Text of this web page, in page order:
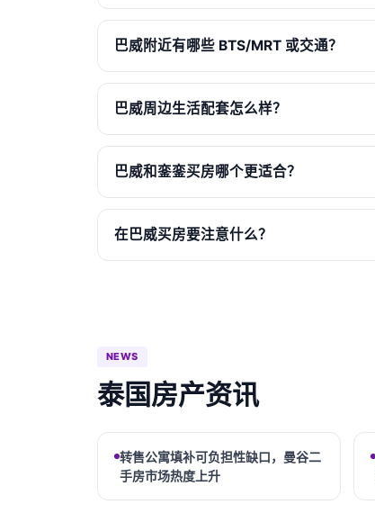
巴威附近有哪些 BTS/MRT 或交通？
巴威周边生活配套怎么样？
巴威和銮銮买房哪个更适合？
在巴威买房要注意什么？
NEWS
泰国房产资讯
转售公寓填补可负担性缺口，曼谷二
手房市场热度上升